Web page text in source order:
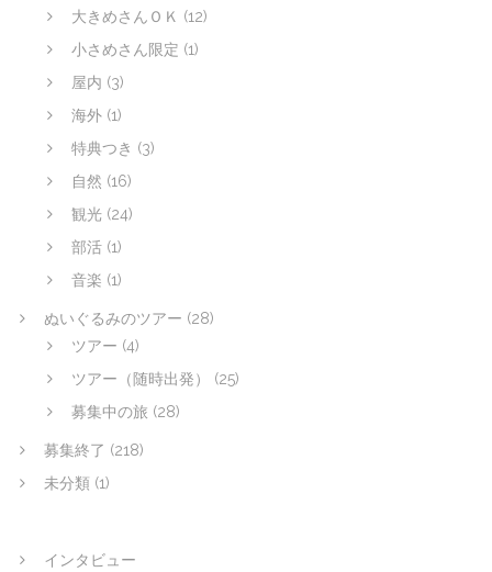
大きめさんＯＫ (12)
小さめさん限定 (1)
屋内 (3)
海外 (1)
特典つき (3)
自然 (16)
観光 (24)
部活 (1)
音楽 (1)
ぬいぐるみのツアー (28)
ツアー (4)
ツアー（随時出発）
(25)
募集中の旅 (28)
募集終了 (218)
未分類 (1)
インタビュー